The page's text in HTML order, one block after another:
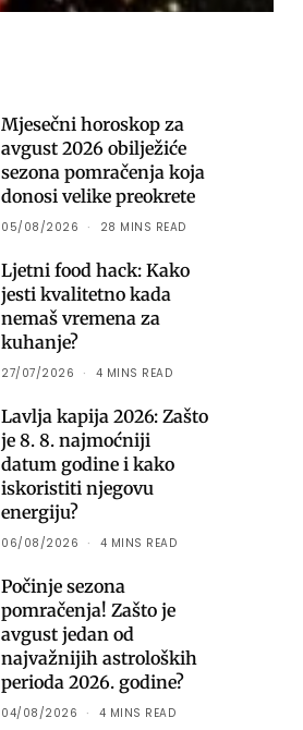
Mjesečni horoskop za
avgust 2026 obilježiće
sezona pomračenja koja
donosi velike preokrete
05/08/2026 28 MINS READ
Ljetni food hack: Kako
jesti kvalitetno kada
nemaš vremena za
kuhanje?
27/07/2026 4 MINS READ
Lavlja kapija 2026: Zašto
je 8. 8. najmoćniji
datum godine i kako
iskoristiti njegovu
energiju?
06/08/2026 4 MINS READ
Počinje sezona
pomračenja! Zašto je
avgust jedan od
najvažnijih astroloških
perioda 2026. godine?
04/08/2026 4 MINS READ